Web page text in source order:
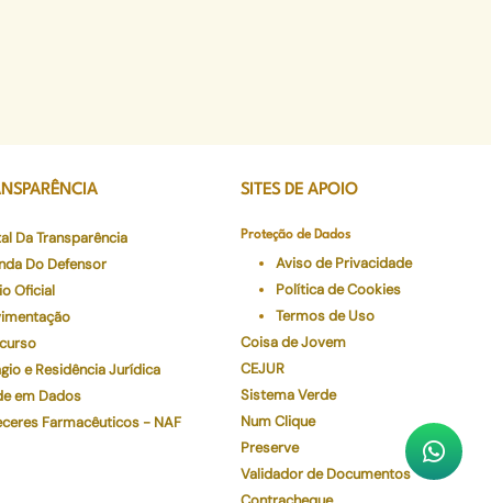
Da Transparência
Do Defensor
Oficial
e Residência Jurídica
em Dados
Farmacêuticos - NAF
SITES DE APOIO
Proteção de Dados
Aviso de Privacidade
Política de Cookies
Termos de Uso
Coisa de Jovem
CEJUR
Sistema Verde
Num Clique
Preserve
Validador de Documentos